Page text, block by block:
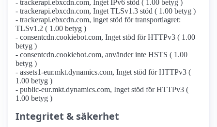
- trackerapi.ebxcdn.com, Inget IPv6 stöd ( 1.00 betyg )
- trackerapi.ebxcdn.com, Inget TLSv1.3 stöd ( 1.00 betyg )
- trackerapi.ebxcdn.com, inget stöd för transportlagret:
TLSv1.2 ( 1.00 betyg )
- consentcdn.cookiebot.com, Inget stöd för HTTPv3 ( 1.00
betyg )
- consentcdn.cookiebot.com, använder inte HSTS ( 1.00
betyg )
- assets1-eur.mkt.dynamics.com, Inget stöd för HTTPv3 (
1.00 betyg )
- public-eur.mkt.dynamics.com, Inget stöd för HTTPv3 (
1.00 betyg )
Integritet & säkerhet